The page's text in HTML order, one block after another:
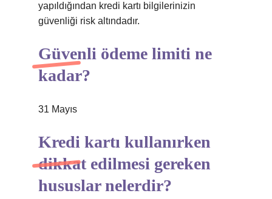
yapıldığından kredi kartı bilgilerinizin
güvenliği risk altındadır.
Güvenli ödeme limiti ne
kadar?
31 Mayıs
Kredi kartı kullanırken
dikkat edilmesi gereken
hususlar nelerdir?